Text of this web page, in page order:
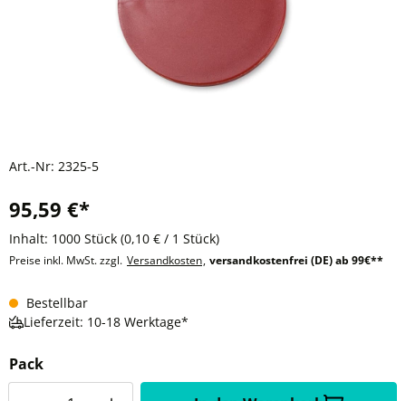
Art.-Nr: 2325-5
95,59 €*
Inhalt: 1000 Stück (0,10 € / 1 Stück)
Preise inkl. MwSt. zzgl. Versandkosten, versandkostenfrei (DE) ab 99€**
Bestellbar
Lieferzeit: 10-18 Werktage*
Pack